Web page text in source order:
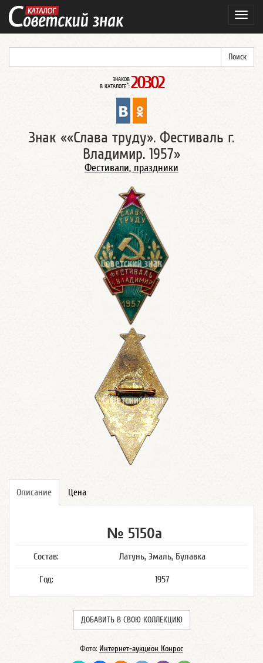
ЗНАКОВ
В КАТАЛОГЕ*: 20302
Знак ««Слава труду». Фестиваль г.
Владимир. 1957»
Фестивали, праздники
Описание Цена
№ 5150а
Состав: Латунь, Эмаль, Булавка
Год: 1957
ДОБАВИТЬ В СВОЮ КОЛЛЕКЦИЮ
Фото: Интернет-аукцион Конрос